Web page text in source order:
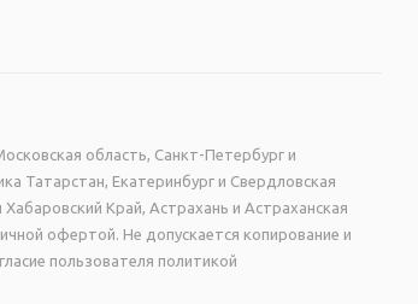
область, Санкт-Петербург и
Татарстан, Екатеринбург и Свердловская
Край, Астрахань и Астраханская
офертой. Не допускается копирование и
пользователя политикой